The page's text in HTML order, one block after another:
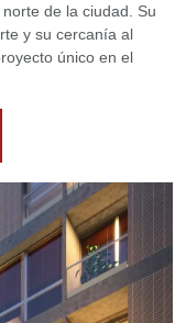
de la ciudad. Su
y su cercanía al
único en el